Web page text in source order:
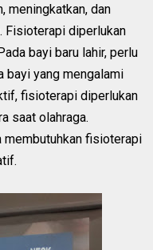
meningkatkan, dan
Fisioterapi diperlukan
bayi baru lahir, perlu
bayi yang mengalami
fisioterapi diperlukan
saat olahraga.
membutuhkan fisioterapi